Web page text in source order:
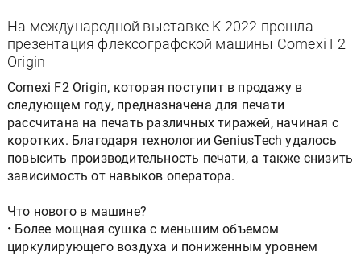
На международной выставке K 2022 прошла
презентация флексографской машины Comexi F2
Origin
Comexi F2 Origin, которая поступит в продажу в
следующем году, предназначена для печати
рассчитана на печать различных тиражей, начиная с
коротких. Благодаря технологии GeniusTech удалось
повысить производительность печати, а также снизить
зависимость от навыков оператора.
Что нового в машине?
• Более мощная сушка с меньшим объемом
циркулирующего воздуха и пониженным уровнем